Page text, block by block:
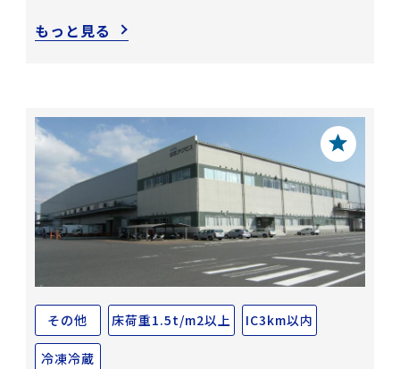
もっと見る
その他 床荷重1.5t/m2以上 IC3km以内
冷凍冷蔵